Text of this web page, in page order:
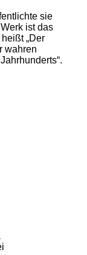
sie
ist das
„Der
wahren